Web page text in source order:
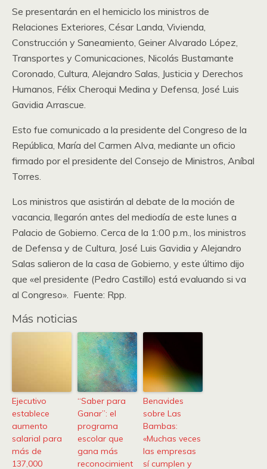
Se presentarán en el hemiciclo los ministros de
Relaciones Exteriores, César Landa, Vivienda,
Construcción y Saneamiento, Geiner Alvarado López,
Transportes y Comunicaciones, Nicolás Bustamante
Coronado, Cultura, Alejandro Salas, Justicia y Derechos
Humanos, Félix Cheroqui Medina y Defensa, José Luis
Gavidia Arrascue.
Esto fue comunicado a la presidente del Congreso de la
República, María del Carmen Alva, mediante un oficio
firmado por el presidente del Consejo de Ministros, Aníbal
Torres.
Los ministros que asistirán al debate de la moción de
vacancia, llegarón antes del mediodía de este lunes a
Palacio de Gobierno. Cerca de la 1:00 p.m., los ministros
de Defensa y de Cultura, José Luis Gavidia y Alejandro
Salas salieron de la casa de Gobierno, y este último dijo
que «el presidente (Pedro Castillo) está evaluando si va
al Congreso». Fuente: Rpp.
Más noticias
Ejecutivo
establece
aumento
salarial para
más de
137,000
“Saber para
Ganar”: el
programa
escolar que
gana más
reconocimient
Benavides
sobre Las
Bambas:
«Muchas veces
las empresas
sí cumplen y